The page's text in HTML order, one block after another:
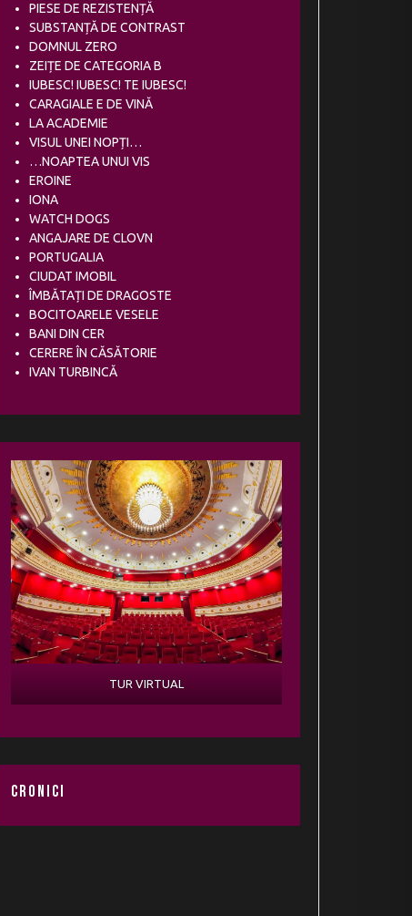
PIESE DE REZISTENȚĂ
SUBSTANȚĂ DE CONTRAST
DOMNUL ZERO
ZEIȚE DE CATEGORIA B
IUBESC! IUBESC! TE IUBESC!
CARAGIALE E DE VINĂ
LA ACADEMIE
VISUL UNEI NOPȚI…
…NOAPTEA UNUI VIS
EROINE
IONA
WATCH DOGS
ANGAJARE DE CLOVN
PORTUGALIA
CIUDAT IMOBIL
ÎMBĂTAȚI DE DRAGOSTE
BOCITOARELE VESELE
BANI DIN CER
CERERE ÎN CĂSĂTORIE
IVAN TURBINCĂ
TUR VIRTUAL
CRONICI